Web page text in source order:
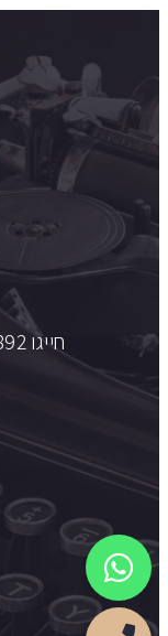
חייגו 072-33-80-892 או כתבו אלינו: